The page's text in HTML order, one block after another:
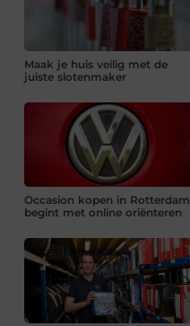
Maak je huis veilig met de
juiste slotenmaker
Occasion kopen in Rotterdam
begint met online oriënteren